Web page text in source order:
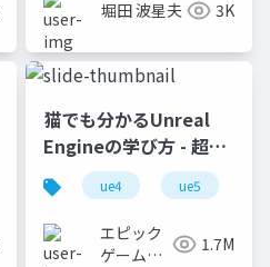
堀田 波星夫 3K
猫でも分かるUnreal
Engineの学び方 - 超初
心者向け編 - 2023 v1.0
ue4 ue5
エピック
ゲームズ
1.7M